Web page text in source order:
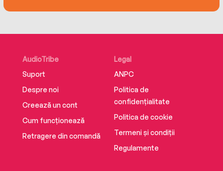
AudioTribe
Suport
Despre noi
Creează un cont
Cum funcționează
Retragere din comandă
Legal
ANPC
Politica de
confidențialitate
Politica de cookie
Termeni și condiții
Regulamente